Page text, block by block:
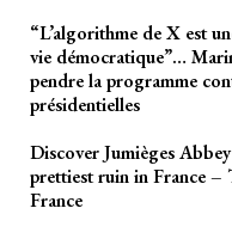
“L’algorithme de X est
vie démocratique”…
pendre la programme
présidentielles
Discover Jumièges
prettiest ruin in France –
France